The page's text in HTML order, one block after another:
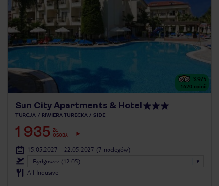
3.9/5
1620 opinii
Sun City Apartments & Hotel
TURCJA RIWIERA TURECKA SIDE
1 935 ZŁ
OSOBA
15.05.2027 - 22.05.2027 (7 noclegów)
Bydgoszcz (12:05)
All Inclusive